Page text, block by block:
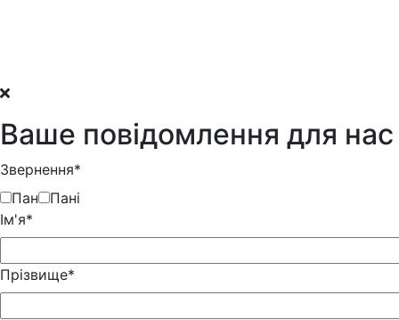
Ваше повідомлення для нас
Звернення*
Пан
Пані
Iм'я*
Прізвище*